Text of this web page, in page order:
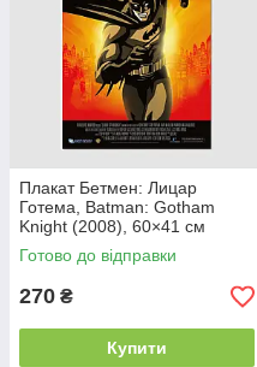
Плакат Бетмен: Лицар
Готема, Batman: Gotham
Knight (2008), 60×41 см
Готово до відправки
270 ₴
Купити